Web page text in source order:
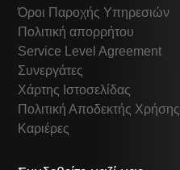
Όροι Παροχής Υπηρεσιών
Πολιτική απορρήτου
Service Level Agreement
Συνεργάτες
Χάρτης Ιστοσελίδας
Πολιτική Αποδεκτής Χρήσης
Καριέρες